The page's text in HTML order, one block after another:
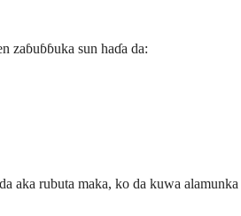
zaɓuɓɓuka sun haɗa da:
aka rubuta maka, ko da kuwa